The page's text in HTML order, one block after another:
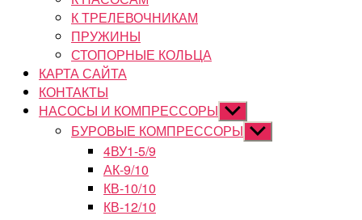
К ТРЕЛЕВОЧНИКАМ
ПРУЖИНЫ
СТОПОРНЫЕ КОЛЬЦА
КАРТА САЙТА
КОНТАКТЫ
НАСОСЫ И КОМПРЕССОРЫ Показывать
подменю
БУРОВЫЕ КОМПРЕССОРЫ Показывать
подменю
4ВУ1-5/9
АК-9/10
КВ-10/10
КВ-12/10